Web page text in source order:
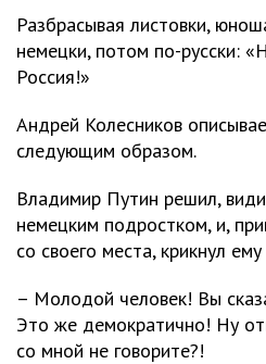
Разбрасывая листовки,
немецки, потом по-русски:
Россия!»
Андрей Колесников
следующим образом.
Владимир Путин решил,
немецким подростком, и,
со своего места, крикнул
– Молодой человек! Вы
Это же демократично! Ну
со мной не говорите?!